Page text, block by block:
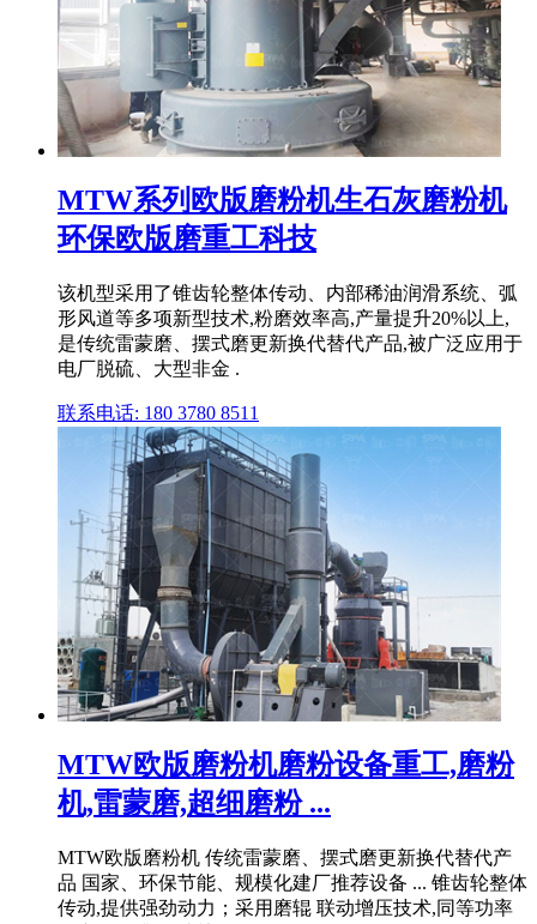
MTW系列欧版磨粉机生石灰磨粉机
环保欧版磨重工科技
该机型采用了锥齿轮整体传动、内部稀油润滑系统、弧
形风道等多项新型技术,粉磨效率高,产量提升20%以上,
是传统雷蒙磨、摆式磨更新换代替代产品,被广泛应用于
电厂脱硫、大型非金 .
联系电话: 180 3780 8511
MTW欧版磨粉机磨粉设备重工,磨粉
机,雷蒙磨,超细磨粉 ...
MTW欧版磨粉机 传统雷蒙磨、摆式磨更新换代替代产
品 国家、环保节能、规模化建厂推荐设备 ... 锥齿轮整体
传动,提供强劲动力；采用磨辊 联动增压技术,同等功率